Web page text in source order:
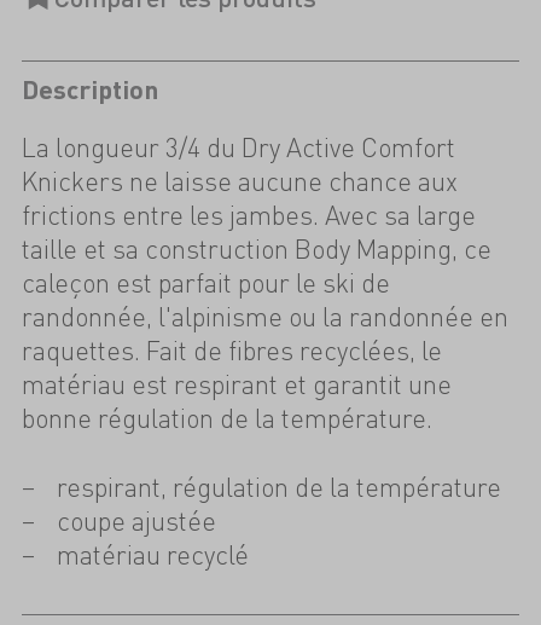
Description
La longueur 3/4 du Dry Active Comfort
Knickers ne laisse aucune chance aux
frictions entre les jambes. Avec sa large
taille et sa construction Body Mapping, ce
caleçon est parfait pour le ski de
randonnée, l'alpinisme ou la randonnée en
raquettes. Fait de fibres recyclées, le
matériau est respirant et garantit une
bonne régulation de la température.
respirant, régulation de la température
coupe ajustée
matériau recyclé